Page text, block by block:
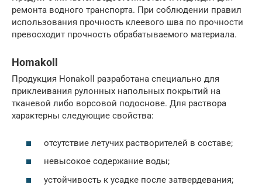
ремонта водного транспорта. При соблюдении правил
использования прочность клеевого шва по прочности
превосходит прочность обрабатываемого материала.
Homakoll
Продукция Honakoll разработана специально для
приклеивания рулонных напольных покрытий на
тканевой либо ворсовой подоснове. Для раствора
характерны следующие свойства:
отсутствие летучих растворителей в составе;
невысокое содержание воды;
устойчивость к усадке после затвердевания;